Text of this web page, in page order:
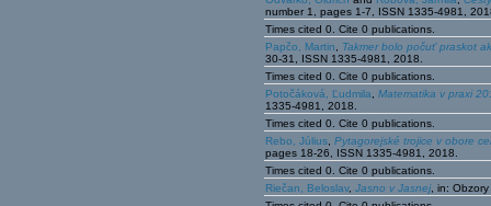
number 1, pages 1-7, ISSN 1335-4981,
Times cited 0. Cite 0 publications.
Papčo, Martin
Takmer bolo počuť praskot
30-31, ISSN 1335-4981, 2018.
Times cited 0. Cite 0 publications.
Potočáková, Ľudmila
Matematika v praxi
1335-4981, 2018.
Times cited 0. Cite 0 publications.
Rebo, Július Pytagorejské trojice v obore
pages 18-26, ISSN 1335-4981, 2018.
Times cited 0. Cite 0 publications.
Riečan, Beloslav, Jasno v Jasnej, in: